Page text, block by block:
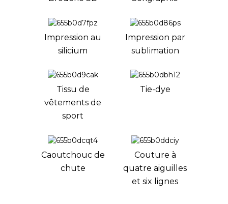
Impression au
silicium
Impression par
sublimation
Tissu de
vêtements de
sport
Tie-dye
Caoutchouc de
chute
Couture à
quatre aiguilles
et six lignes